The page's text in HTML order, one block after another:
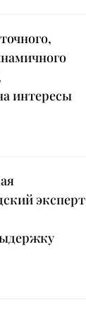
интересы
эксперт